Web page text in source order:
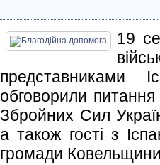
19
представниками
обговорили
Збройних Сил
а також гості з
громади